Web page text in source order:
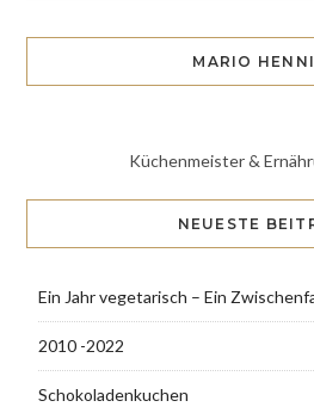
MARIO
Küchenmeister &
NEUESTE
Ein Jahr vegetarisch – Ein
2010 -2022
Schokoladenkuchen